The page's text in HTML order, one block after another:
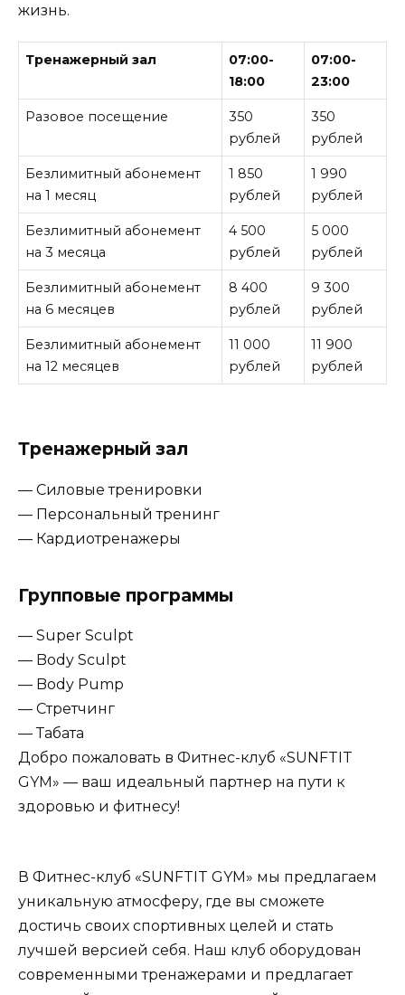
жизнь.
Тренажерный зал
07:00-
18:00
07:00-
23:00
Разовое посещение
350
рублей
350
рублей
Безлимитный абонемент
на 1 месяц
1 850
рублей
1 990
рублей
Безлимитный абонемент
на 3 месяца
4 500
рублей
5 000
рублей
Безлимитный абонемент
на 6 месяцев
8 400
рублей
9 300
рублей
Безлимитный абонемент
на 12 месяцев
11 000
рублей
11 900
рублей
Тренажерный зал
— Силовые тренировки
— Персональный тренинг
— Кардиотренажеры
Групповые программы
— Super Sculpt
— Body Sculpt
— Body Pump
— Стретчинг
— Табата
Добро пожаловать в Фитнес-клуб «SUNFTIT
GYM» — ваш идеальный партнер на пути к
здоровью и фитнесу!
В Фитнес-клуб «SUNFTIT GYM» мы предлагаем
уникальную атмосферу, где вы сможете
достичь своих спортивных целей и стать
лучшей версией себя. Наш клуб оборудован
современными тренажерами и предлагает